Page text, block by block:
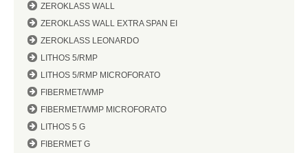
ZEROKLASS WALL
ZEROKLASS WALL EXTRA SPAN EI
ZEROKLASS LEONARDO
LITHOS 5/RMP
LITHOS 5/RMP MICROFORATO
FIBERMET/WMP
FIBERMET/WMP MICROFORATO
LITHOS 5 G
FIBERMET G